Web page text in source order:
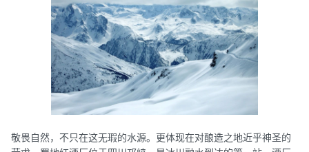
敬畏自然，不只在这无瑕的水源。更体现在对酿造之地近乎神圣的